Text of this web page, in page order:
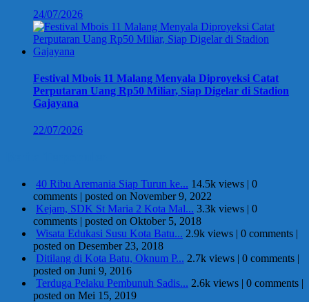
24/07/2026
Festival Mbois 11 Malang Menyala Diproyeksi Catat
Perputaran Uang Rp50 Miliar, Siap Digelar di Stadion
Gajayana
22/07/2026
40 Ribu Aremania Siap Turun ke... 14.5k views | 0
comments | posted on November 9, 2022
Kejam, SDK St Maria 2 Kota Mal... 3.3k views | 0
comments | posted on Oktober 5, 2018
Wisata Edukasi Susu Kota Batu... 2.9k views | 0 comments |
posted on Desember 23, 2018
Ditilang di Kota Batu, Oknum P... 2.7k views | 0 comments |
posted on Juni 9, 2016
Terduga Pelaku Pembunuh Sadis... 2.6k views | 0 comments |
posted on Mei 15, 2019